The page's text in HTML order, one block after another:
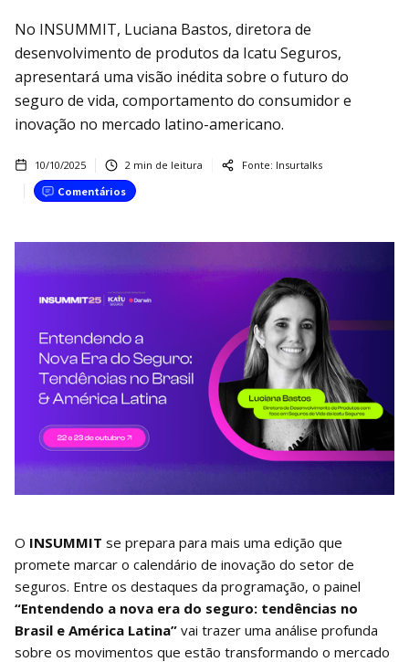
No INSUMMIT, Luciana Bastos, diretora de
desenvolvimento de produtos da Icatu Seguros,
apresentará uma visão inédita sobre o futuro do
seguro de vida, comportamento do consumidor e
inovação no mercado latino-americano.
10/10/2025 2 min de leitura Fonte: Insurtalks
Comentários
O INSUMMIT se prepara para mais uma edição que
promete marcar o calendário de inovação do setor de
seguros. Entre os destaques da programação, o painel
“Entendendo a nova era do seguro: tendências no
Brasil e América Latina” vai trazer uma análise profunda
sobre os movimentos que estão transformando o mercado